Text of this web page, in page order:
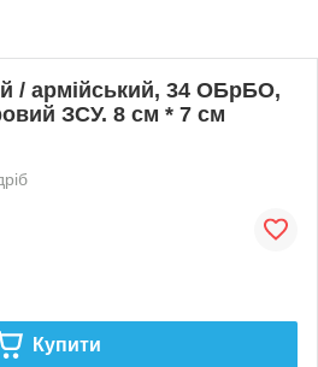
/ армійський, 34 ОБрБО,
ЗСУ. 8 см * 7 см
Купити